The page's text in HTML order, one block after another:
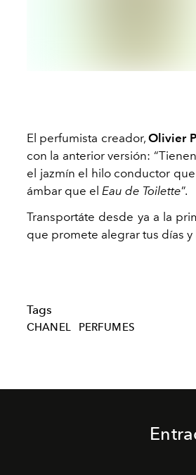
El perfumista creador,Olivier
con la anterior versión:
el jazmín el hilo conductor
ámbar que el Eau de Toilette”.
Transportáte desde ya a la
que promete alegrar tus días
Tags
CHANEL PERFUMES